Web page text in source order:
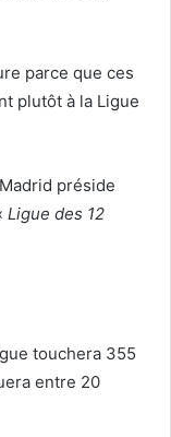
parce que ces
plutôt à la Ligue
préside
Ligue des 12
touchera 355
entre 20